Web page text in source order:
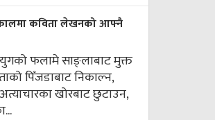
कविता लेखनको आफ्नै
फलामे साङ्लाबाट मुक्त
पिँजडाबाट निकाल्न,
खोरबाट छुटाउन,